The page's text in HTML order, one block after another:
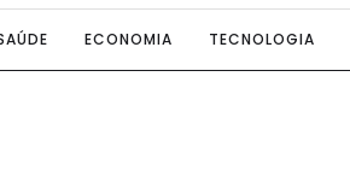
ECONOMIA TECNOLOGIA